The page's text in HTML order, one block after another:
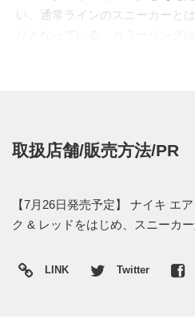
い、通常ラインのスニーカーと
取扱店舗/販売方法/PR
【7月26日発売予定】 ナイキ エ
ク & レッドをはじめ、スニーカ
LINK Twitter